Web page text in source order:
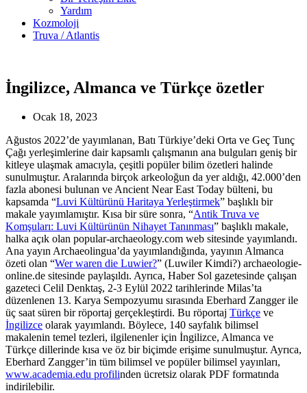
Yardım
Kozmoloji
Truva / Atlantis
İngilizce, Almanca ve Türkçe özetler
Ocak 18, 2023
Ağustos 2022’de yayımlanan, Batı Türkiye’deki Orta ve Geç Tunç
Çağı yerleşimlerine dair kapsamlı çalışmanın ana bulguları geniş bir
kitleye ulaşmak amacıyla, çeşitli popüler bilim özetleri halinde
sunulmuştur. Aralarında birçok arkeoloğun da yer aldığı, 42.000’den
fazla abonesi bulunan ve Ancient Near East Today bülteni, bu
kapsamda “Luvi Kültürünü Haritaya Yerleştirmek” başlıklı bir
makale yayımlamıştır. Kısa bir süre sonra, “Antik Truva ve
Komşuları: Luvi Kültürünün Nihayet Tanınması” başlıklı makale,
halka açık olan popular-archaeology.com web sitesinde yayımlandı.
Ana yayın Archaeolingua’da yayımlandığında, yayının Almanca
özeti olan “Wer waren die Luwier?” (Luwiler Kimdi?) archaeologie-
online.de sitesinde paylaşıldı. Ayrıca, Haber Sol gazetesinde çalışan
gazeteci Celil Denktaş, 2-3 Eylül 2022 tarihlerinde Milas’ta
düzenlenen 13. Karya Sempozyumu sırasında Eberhard Zangger ile
üç saat süren bir röportaj gerçekleştirdi. Bu röportaj Türkçe ve
İngilizce olarak yayımlandı. Böylece, 140 sayfalık bilimsel
makalenin temel tezleri, ilgilenenler için İngilizce, Almanca ve
Türkçe dillerinde kısa ve öz bir biçimde erişime sunulmuştur. Ayrıca,
Eberhard Zangger’in tüm bilimsel ve popüler bilimsel yayınları,
www.academia.edu profilinden ücretsiz olarak PDF formatında
indirilebilir.